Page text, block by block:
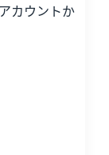
カウントか